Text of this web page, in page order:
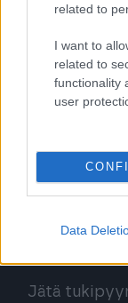
related to
I want to
related to
functionality
user
Data
Kirjaudu
Procountor
Procountor
Finago Sign
Jätä